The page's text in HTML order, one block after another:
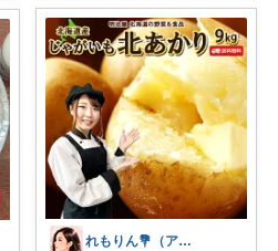
れもりん💐（アイコン変更しました）